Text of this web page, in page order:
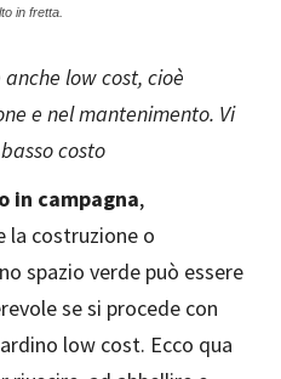
in fretta.
low cost, cioè
e nel mantenimento. Vi
costo
in campagna,
la costruzione o
spazio verde può essere
se si procede con
low cost. Ecco qua